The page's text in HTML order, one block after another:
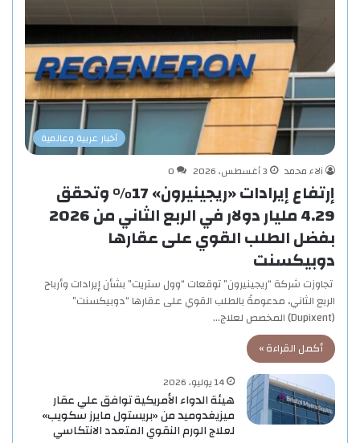
أخبار عربية وعالمية
آلاء محمد
3 أغسطس، 2026 0
إرتفاع إيرادات «ريجينيرون» 17% وتحقق
4.29 مليار دولار في الربع الثاني من 2026
بفضل الطلب القوي على عقارها
دوبيكسنت
تجاوزت شركة “ريجينيرون” توقعات “وول ستريت” بشأن إيرادات وأرباح
الربع الثاني، مدعومةً بالطلب القوي على عقارها “دوبيكسنت”
(Dupixent) المخصص لعلاج…
أكمل القراءة »
14 يوليو، 2026
هيئة الدواء الأمريكية توافق علي عقار
ميزيغدوميد من «بريستول مايرز سكويب»
لعلاج الورم النقوي المتعدد الانتكاسي